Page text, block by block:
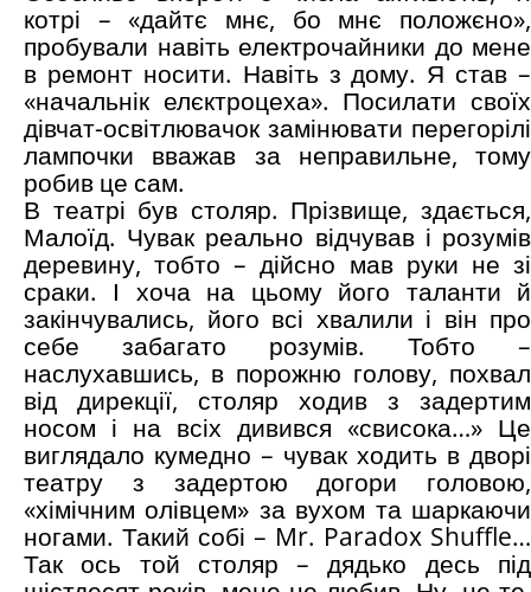
котрі – «дайтє мнє, бо мнє положєно»,
пробували навіть електрочайники до мене
в ремонт носити. Навіть з дому. Я став –
«начальнік елєктроцеха». Посилати своїх
дівчат-освітлювачок замінювати перегорілі
лампочки вважав за неправильне, тому
робив це сам.
В театрі був столяр. Прізвище, здається,
Малоїд. Чувак реально відчував і розумів
деревину, тобто – дійсно мав руки не зі
сраки. І хоча на цьому його таланти й
закінчувались, його всі хвалили і він про
себе забагато розумів. Тобто –
наслухавшись, в порожню голову, похвал
від дирекції, столяр ходив з задертим
носом і на всіх дивився «свисока…» Це
виглядало кумедно – чувак ходить в дворі
театру з задертою догори головою,
«хімічним олівцем» за вухом та шаркаючи
ногами. Такий собі – Mr. Paradox Shuffle…
Так ось той столяр – дядько десь під